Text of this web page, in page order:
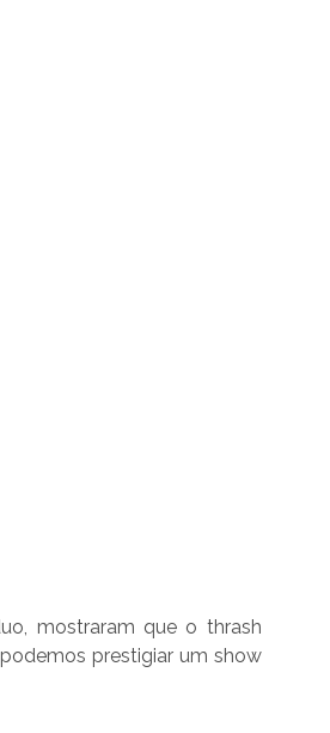
mostraram que o thrash
prestigiar um show